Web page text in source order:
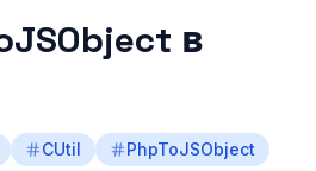
в
CUtil
PhpToJSObject